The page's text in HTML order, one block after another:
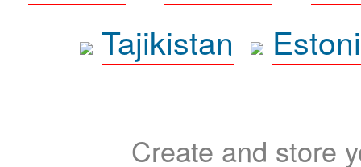
Tajikistan
Create and store